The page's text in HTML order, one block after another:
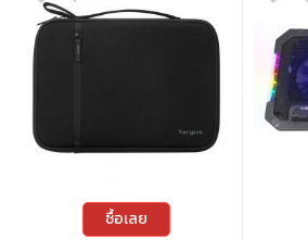
ซื้อเลย